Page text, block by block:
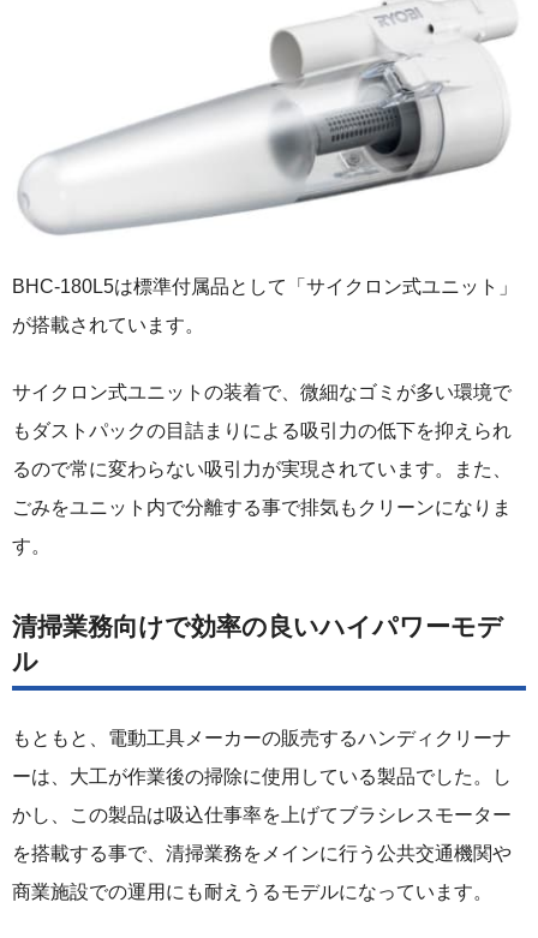
BHC-180L5は標準付属品として「サイクロン式ユニット」
が搭載されています。
サイクロン式ユニットの装着で、微細なゴミが多い環境で
もダストパックの目詰まりによる吸引力の低下を抑えられ
るので常に変わらない吸引力が実現されています。また、
ごみをユニット内で分離する事で排気もクリーンになりま
す。
清掃業務向けで効率の良いハイパワーモデ
ル
もともと、電動工具メーカーの販売するハンディクリーナ
ーは、大工が作業後の掃除に使用している製品でした。し
かし、この製品は吸込仕事率を上げてブラシレスモーター
を搭載する事で、清掃業務をメインに行う公共交通機関や
商業施設での運用にも耐えうるモデルになっています。